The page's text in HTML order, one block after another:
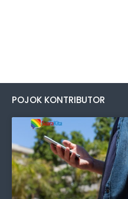
POJOK KONTRIBUTOR